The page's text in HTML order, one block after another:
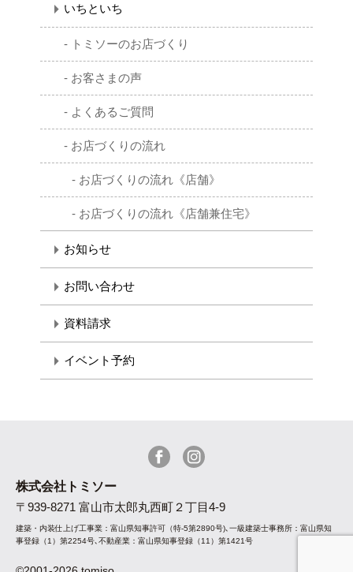
いちといち
トミソーのお店づくり
お客さまの声
よくあるご質問
お店づくりの流れ
お店づくりの流れ《店舗》
お店づくりの流れ《店舗兼住宅》
お知らせ
お問い合わせ
資料請求
イベント予約
株式会社トミソー
〒939-8271 富山市太郎丸西町２丁目4-9
建築・内装仕上げ工事業：富山県知事許可（特-5第2890号)､一級建築士事務所：富山県知
事登録（1）第2254号､不動産業：富山県知事登録（11）第1421号